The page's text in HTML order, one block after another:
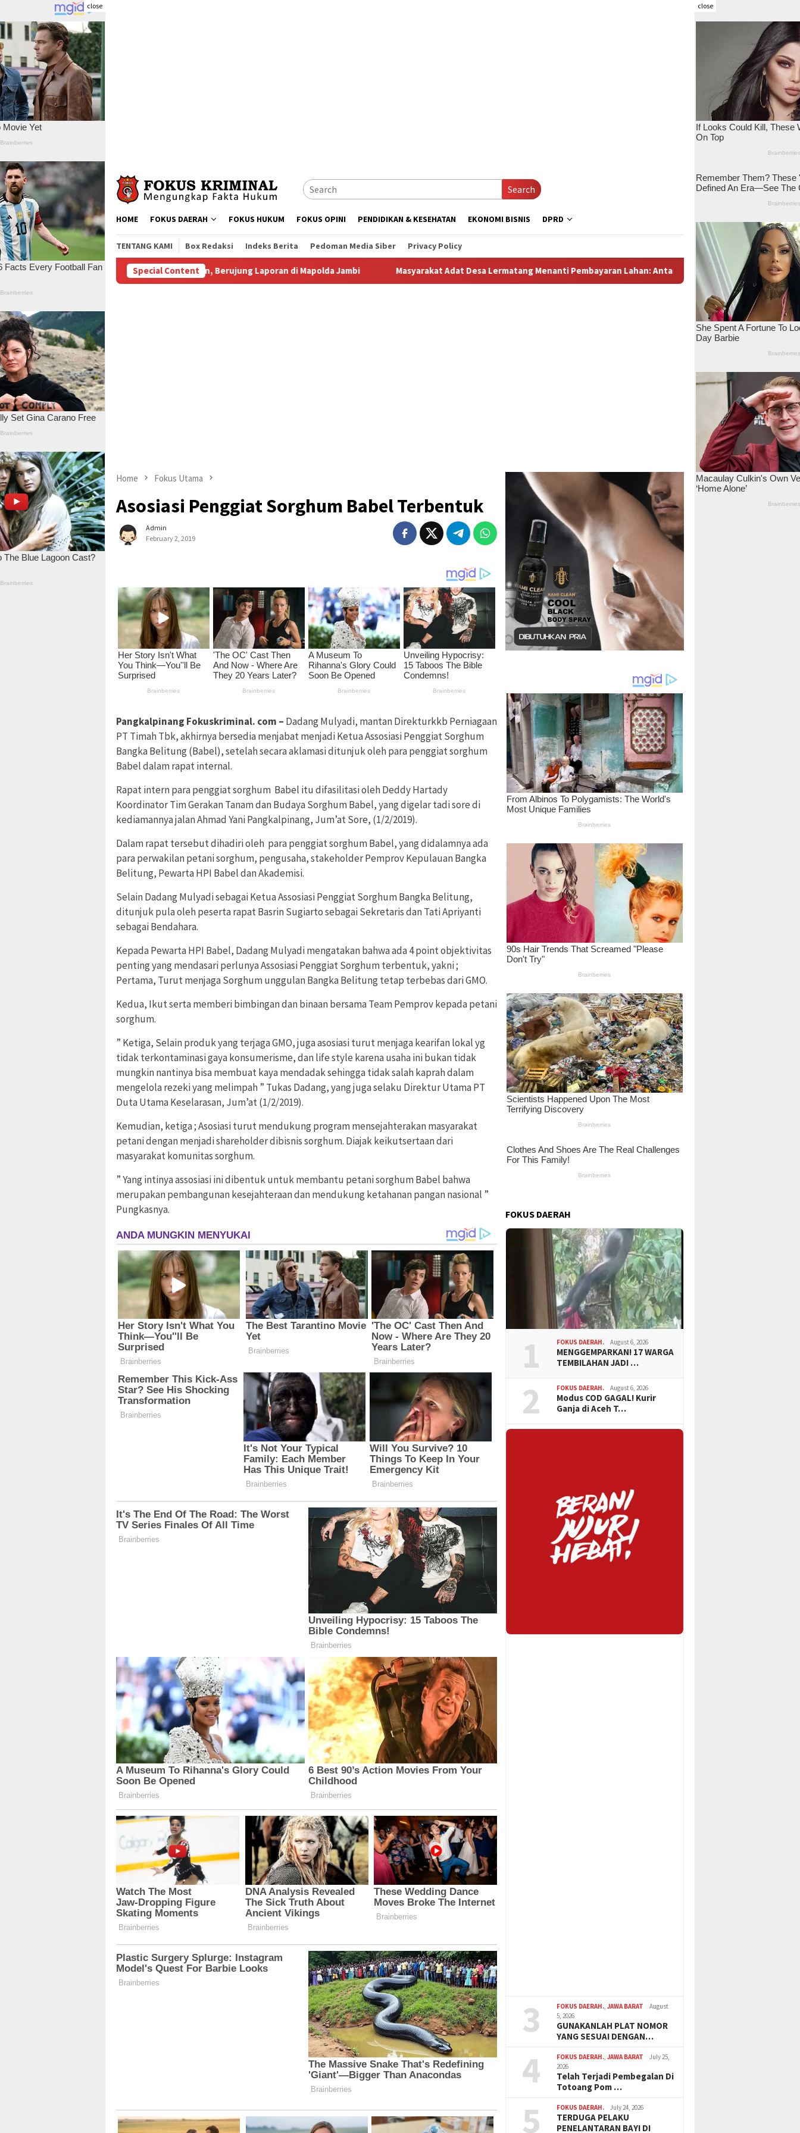
close close
Search
HOME FOKUS DAERAH FOKUS HUKUM FOKUS OPINI PENDIDIKAN & KESEHATAN EKONOMI BISNIS DPRD
TENTANG KAMI Box Redaksi Indeks Berita Pedoman Media Siber Privacy Policy
Special Content
Aniaya Wartawan, Berujung Laporan di Mapolda Jambi Masyarakat Adat Desa Lermatang Menanti Pembayaran Lahan: Antara Dugaan Konspirasi dan Bayang-Bayang “Makelar Berkelas”
Home Fokus Utama
Asosiasi Penggiat Sorghum Babel Terbentuk
Admin
February 2, 2019
Pangkalpinang Fokuskriminal. com – Dadang Mulyadi, mantan Direkturkkb Perniagaan
PT Timah Tbk, akhirnya bersedia menjabat menjadi Ketua Assosiasi Penggiat Sorghum
Bangka Belitung (Babel), setelah secara aklamasi ditunjuk oleh para penggiat sorghum
Babel dalam rapat internal.
Rapat intern para penggiat sorghum Babel itu difasilitasi oleh Deddy Hartady
Koordinator Tim Gerakan Tanam dan Budaya Sorghum Babel, yang digelar tadi sore di
kediamannya jalan Ahmad Yani Pangkalpinang, Jum’at Sore, (1/2/2019).
Dalam rapat tersebut dihadiri oleh para penggiat sorghum Babel, yang didalamnya ada
para perwakilan petani sorghum, pengusaha, stakeholder Pemprov Kepulauan Bangka
Belitung, Pewarta HPI Babel dan Akademisi.
Selain Dadang Mulyadi sebagai Ketua Assosiasi Penggiat Sorghum Bangka Belitung,
ditunjuk pula oleh peserta rapat Basrin Sugiarto sebagai Sekretaris dan Tati Apriyanti
sebagai Bendahara.
Kepada Pewarta HPI Babel, Dadang Mulyadi mengatakan bahwa ada 4 point objektivitas
penting yang mendasari perlunya Assosiasi Penggiat Sorghum terbentuk, yakni ;
Pertama, Turut menjaga Sorghum unggulan Bangka Belitung tetap terbebas dari GMO.
Kedua, Ikut serta memberi bimbingan dan binaan bersama Team Pemprov kepada petani
sorghum.
” Ketiga, Selain produk yang terjaga GMO, juga asosiasi turut menjaga kearifan lokal yg
tidak terkontaminasi gaya konsumerisme, dan life style karena usaha ini bukan tidak
mungkin nantinya bisa membuat kaya mendadak sehingga tidak salah kaprah dalam
mengelola rezeki yang melimpah ” Tukas Dadang, yang juga selaku Direktur Utama PT
Duta Utama Keselarasan, Jum’at (1/2/2019).
Kemudian, ketiga ; Asosiasi turut mendukung program mensejahterakan masyarakat
petani dengan menjadi shareholder dibisnis sorghum. Diajak keikutsertaan dari
masyarakat komunitas sorghum.
” Yang intinya assosiasi ini dibentuk untuk membantu petani sorghum Babel bahwa
merupakan pembangunan kesejahteraan dan mendukung ketahanan pangan nasional ”
Pungkasnya.
FOKUS DAERAH
1 FOKUS DAERAH. August 6, 2026
MENGGEMPARKAN! 17 WARGA
TEMBILAHAN JADI …
2 FOKUS DAERAH. August 6, 2026
Modus COD GAGAL! Kurir
Ganja di Aceh T…
3 FOKUS DAERAH. ,JAWA BARAT
August
5, 2026
GUNAKANLAH PLAT NOMOR
YANG SESUAI DENGAN…
4 FOKUS DAERAH. ,JAWA BARAT
July 25,
2026
Telah Terjadi Pembegalan Di
Totoang Pom …
5 FOKUS DAERAH. July 24, 2026
TERDUGA PELAKU
PENELANTARAN BAYI DI